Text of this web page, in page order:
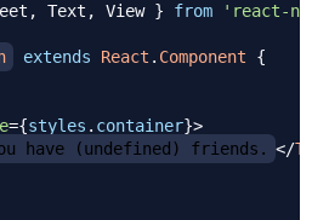
, Text , View } from 'react-
extends React . Component
{
={styles . container}>
have (undefined) friends. </